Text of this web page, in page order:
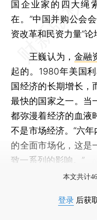
国企业家的四大绳
在。”中国并购公会
资改革和民资力量”论
王巍认为， 金融
起的。1980年美国
国经济的长期增长，
最快的国家之一。当
都弥漫着经济的血液
不是市场经济。“六
的全面市场化，这是
致一系列的影响。”
本文共计
登录 后获